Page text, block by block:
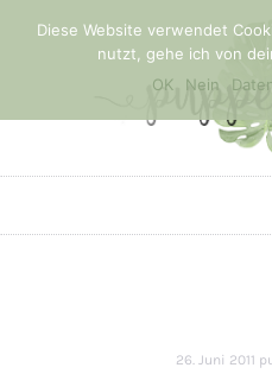
26. Juni 2011
Diese Website verwendet
nutzt, gehe ich von
OK
Nein